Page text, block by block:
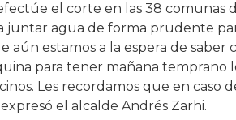
el corte en las 38 comunas
juntar agua de forma prudente
estamos a la espera de saber
para tener mañana temprano
Les recordamos que en caso
el alcalde Andrés Zarhi.